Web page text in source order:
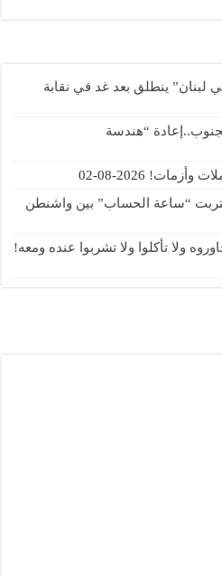
لبنان” ينطلق بعد غد في نقابة
“هندسة
وأزمات! 2026-08-02
“ساعة الحساب” بين واشنطن
ولا تأكلوا ولا تشربوا عنده ومعه!